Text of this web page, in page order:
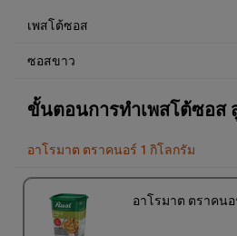
เพสโต้ซอส
ซอสขาว
ขั้นตอนการทำเพสโต้ซอส
อาโรมาต ตราคนอร์ 1 กิโลกรัม
อาโรมาต ตราคน